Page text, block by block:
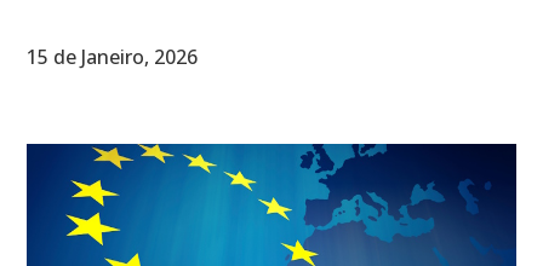
15 de Janeiro, 2026